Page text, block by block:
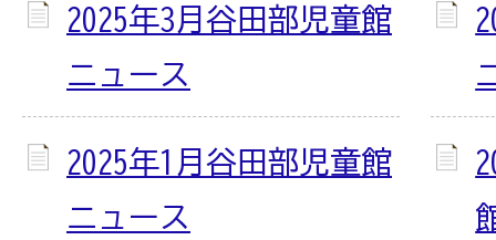
2025年3月谷田部児童館
ニュース
2025年1月谷田部児童館
ニュース